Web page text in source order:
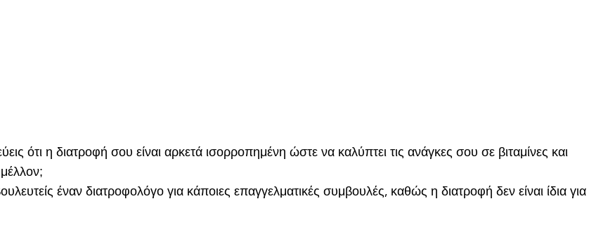
ότι η διατροφή σου είναι αρκετά ισορροπημένη ώστε να καλύπτει τις ανάγκες σου σε βιταμίνες και
έναν διατροφολόγο για κάποιες επαγγελματικές συμβουλές, καθώς η διατροφή δεν είναι ίδια για